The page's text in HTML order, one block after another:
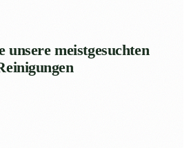
unsere meistgesuchten